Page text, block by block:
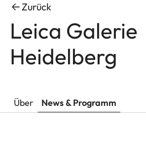
Zurück
Leica Galerie
Heidelberg
Über News & Programm